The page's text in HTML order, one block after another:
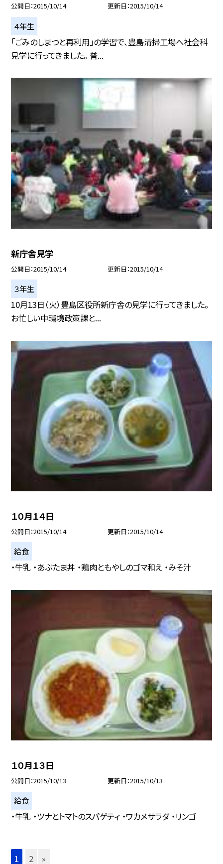
公開日 2015/10/14 更新日 2015/10/14
４年生
「ごみのしまつと再利用」の学習で、豊島清掃工場へ社会科
見学に行ってきました。 普...
新庁舎見学
公開日 2015/10/14 更新日 2015/10/14
３年生
10月13日（火）豊島区役所新庁舎の見学に行ってきました。
お忙しい中環境政策課と...
１０月１４日
公開日 2015/10/14 更新日 2015/10/14
給食
・牛乳 ・あぶたま丼 ・鶏肉ともやしのゴマ和え ・みそ汁
１０月１３日
公開日 2015/10/13 更新日 2015/10/13
給食
・牛乳 ・ツナとトマトのスパゲティ ・ワカメサラダ ・リンゴ
1 2 »